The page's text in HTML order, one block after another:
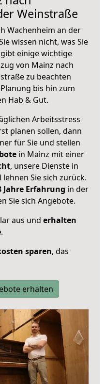
Weinstraße
Wachenheim an der
wissen nicht, was Sie
einige wichtige
von Mainz nach
zu beachten
bis hin zum
Hab & Gut.
Arbeitsstress
planen sollen, dann
für Sie und stellen
in Mainz mit einer
, unsere Dienste in
Sie sich zurück.
Jahre Erfahrung in der
Sie sich Angebote.
aus und erhalten
.
sparen, das
erhalten